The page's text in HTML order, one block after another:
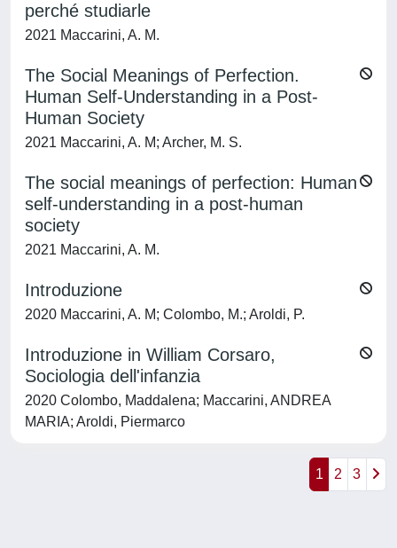
perché studiarle
2021 Maccarini, A. M.
The Social Meanings of Perfection.
Human Self-Understanding in a Post-
Human Society
2021 Maccarini, A. M; Archer, M. S.
The social meanings of perfection: Human
self-understanding in a post-human
society
2021 Maccarini, A. M.
Introduzione
2020 Maccarini, A. M; Colombo, M.; Aroldi, P.
Introduzione in William Corsaro,
Sociologia dell'infanzia
2020 Colombo, Maddalena; Maccarini, ANDREA
MARIA; Aroldi, Piermarco
1 2 3